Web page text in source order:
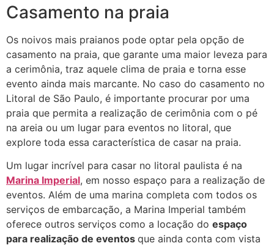
Casamento na praia
Os noivos mais praianos pode optar pela opção de
casamento na praia, que garante uma maior leveza para
a cerimônia, traz aquele clima de praia e torna esse
evento ainda mais marcante. No caso do casamento no
Litoral de São Paulo, é importante procurar por uma
praia que permita a realização de cerimônia com o pé
na areia ou um lugar para eventos no litoral, que
explore toda essa característica de casar na praia.
Um lugar incrível para casar no litoral paulista é na
Marina Imperial, em nosso espaço para a realização de
eventos. Além de uma marina completa com todos os
serviços de embarcação, a Marina Imperial também
oferece outros serviços como a locação do espaço
para realização de eventos que ainda conta com vista